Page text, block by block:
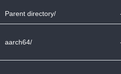
Parent directory/
aarch64/